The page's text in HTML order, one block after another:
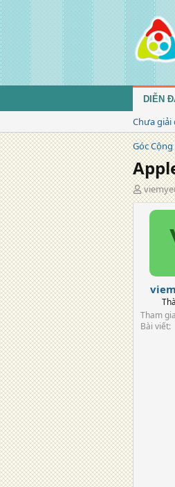
DIỄN
Chưa giải
Góc
T
á
Tham gia
Bài viết